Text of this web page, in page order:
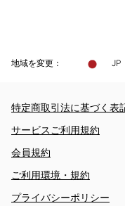
地域を変更： JP
特定商取引法に基づく表
サービスご利用規約
会員規約
ご利用環境・規約
プライバシーポリシー